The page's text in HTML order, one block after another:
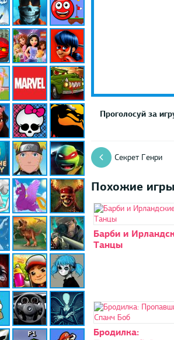
Проголосуй за
Секрет Генри
Похожие игры
Барби и
Танцы
Бродилка: